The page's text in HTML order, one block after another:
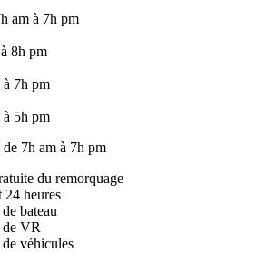
am à 7h pm
8h pm
à 7h pm
5h pm
7h am à 7h pm
du remorquage
24 heures
bateau
de VR
véhicules